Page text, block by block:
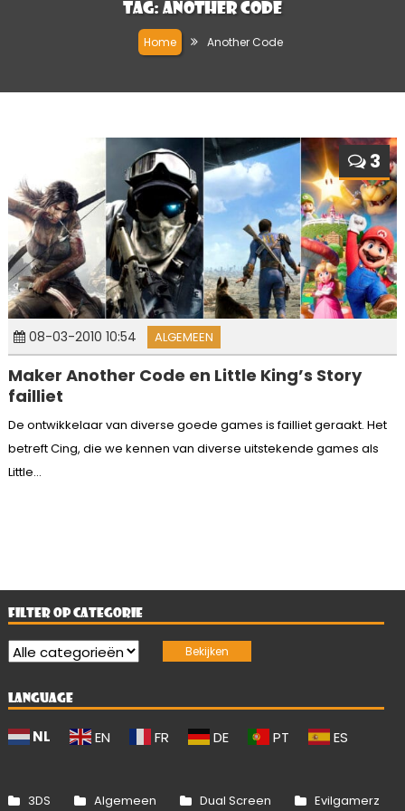
Tag: Another Code
Home Another Code
3
08-03-2010 10:54 ALGEMEEN
Maker Another Code en Little King’s Story
failliet
De ontwikkelaar van diverse goede games is failliet geraakt. Het
betreft Cing, die we kennen van diverse uitstekende games als
Little...
FILTER OP CATEGORIE
LANGUAGE
NL EN FR DE PT ES
3DS Algemeen Dual Screen Evilgamerz